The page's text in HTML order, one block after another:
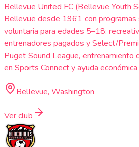
Bellevue United FC (Bellevue Youth
Bellevue desde 1961 con programas
voluntaria para edades 5–18:
entrenadores pagados y Select/
Puget Sound League, entrenamiento
en Sports Connect y ayuda
Bellevue, Washington
Ver club